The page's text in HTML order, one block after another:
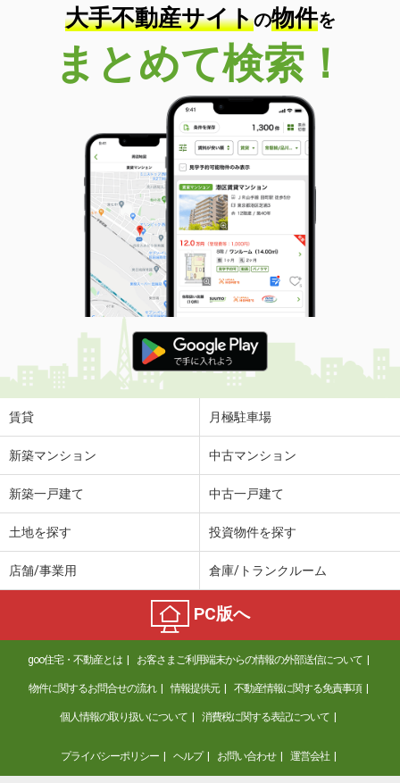
大手不動産サイトの物件を
まとめて検索！
賃貸 月極駐車場
新築マンション 中古マンション
新築一戸建て 中古一戸建て
土地を探す 投資物件を探す
店舗/事業用 倉庫/トランクルーム
PC版へ
goo住宅・不動産とは お客さまご利用端末からの情報の外部送信について
物件に関するお問合せの流れ 情報提供元 不動産情報に関する免責事項
個人情報の取り扱いについて 消費税に関する表記について
プライバシーポリシー ヘルプ お問い合わせ 運営会社